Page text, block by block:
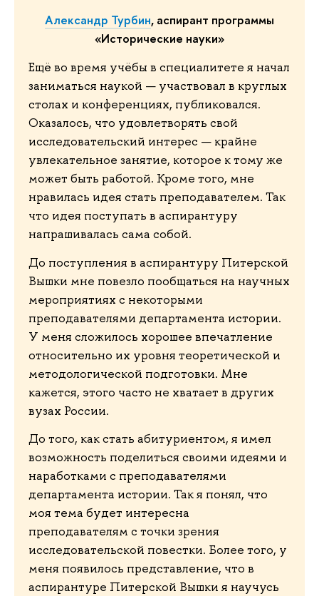
Александр Турбин, аспирант программы
«Исторические науки»
Ещё во время учёбы в специалитете я начал
заниматься наукой — участвовал в круглых
столах и конференциях, публиковался.
Оказалось, что удовлетворять свой
исследовательский интерес — крайне
увлекательное занятие, которое к тому же
может быть работой. Кроме того, мне
нравилась идея стать преподавателем. Так
что идея поступать в аспирантуру
напрашивалась сама собой.
До поступления в аспирантуру Питерской
Вышки мне повезло пообщаться на научных
мероприятиях с некоторыми
преподавателями департамента истории.
У меня сложилось хорошее впечатление
относительно их уровня теоретической и
методологической подготовки. Мне
кажется, этого часто не хватает в других
вузах России.
До того, как стать абитуриентом, я имел
возможность поделиться своими идеями и
наработками с преподавателями
департамента истории. Так я понял, что
моя тема будет интересна
преподавателям с точки зрения
исследовательской повестки. Более того, у
меня появилось представление, что в
аспирантуре Питерской Вышки я научусь